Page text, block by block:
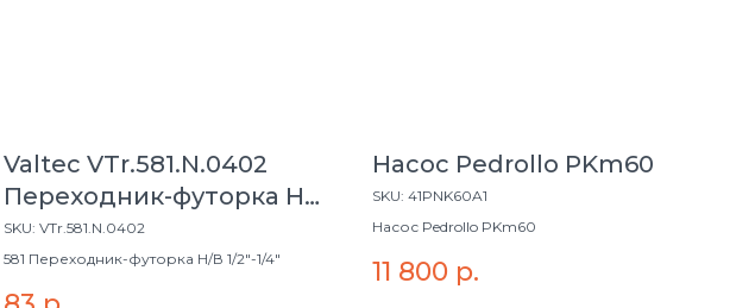
Valtec VTr.581.N.0402
Переходник-футорка Н/
В 1/2"-1/4"
SKU: VTr.581.N.0402
581 Переходник-футорка Н/В 1/2"-1/4"
Насос Pedrollo PKm60
SKU: 41PNK60A1
Насос Pedrollo PKm60
11 800 р.